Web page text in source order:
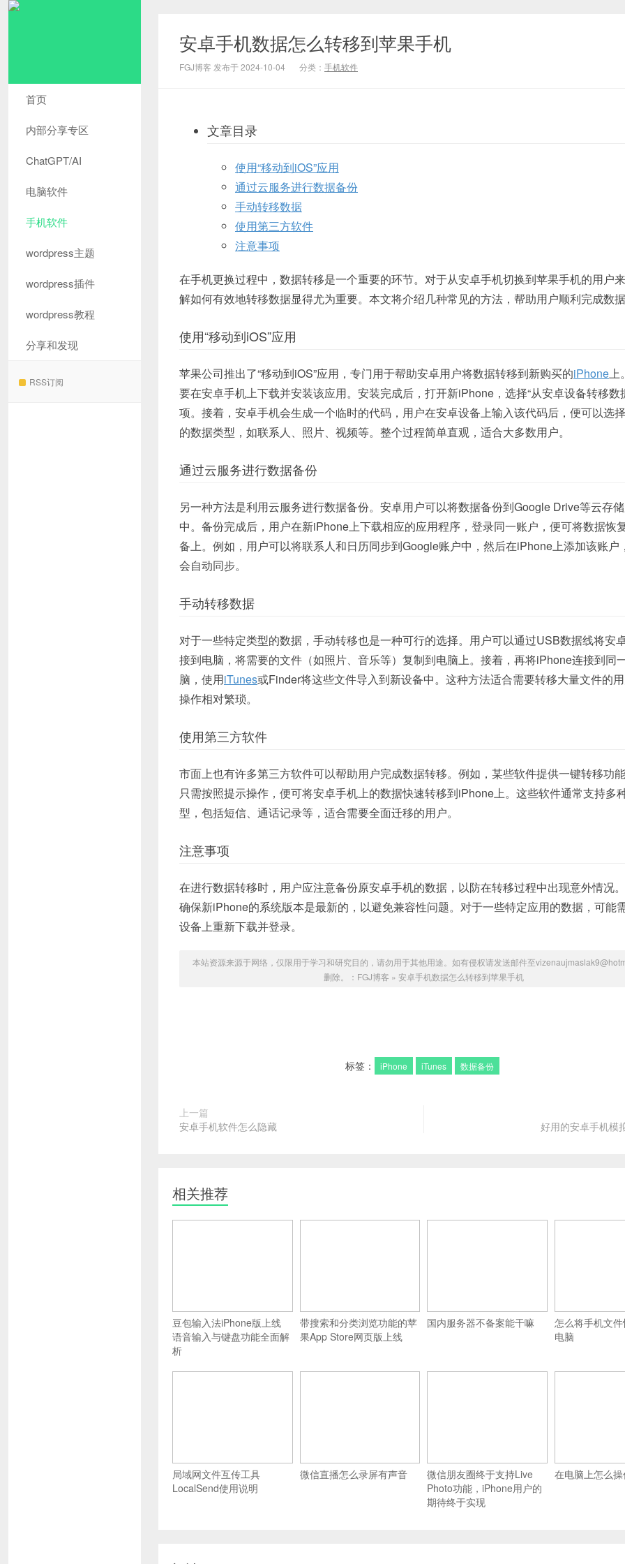
首页
内部分享专区
ChatGPT/AI
电脑软件
手机软件
wordpress主题
wordpress插件
wordpress教程
分享和发现
RSS订阅
安卓手机数据怎么转移到苹果手机
FGJ博客 发布于 2024-10-04 分类： 手机软件
文章目录
使用“移动到iOS”应用
通过云服务进行数据备份
手动转移数据
使用第三方软件
注意事项
在手机更换过程中，数据转移是一个重要的环节。对于从安卓手机切换到苹果手机的用户
解如何有效地转移数据显得尤为重要。本文将介绍几种常见的方法，帮助用户顺利完成数
使用“移动到iOS”应用
苹果公司推出了“移动到iOS”应用，专门用于帮助安卓用户将数据转移到新购买的iPhone上
要在安卓手机上下载并安装该应用。安装完成后，打开新iPhone，选择“从安卓设备转移数
项。接着，安卓手机会生成一个临时的代码，用户在安卓设备上输入该代码后，便可以选
的数据类型，如联系人、照片、视频等。整个过程简单直观，适合大多数用户。
通过云服务进行数据备份
另一种方法是利用云服务进行数据备份。安卓用户可以将数据备份到Google Drive等云存
中。备份完成后，用户在新iPhone上下载相应的应用程序，登录同一账户，便可将数据恢
备上。例如，用户可以将联系人和日历同步到Google账户中，然后在iPhone上添加该账户
会自动同步。
手动转移数据
对于一些特定类型的数据，手动转移也是一种可行的选择。用户可以通过USB数据线将安
接到电脑，将需要的文件（如照片、音乐等）复制到电脑上。接着，再将iPhone连接到同
脑，使用iTunes或Finder将这些文件导入到新设备中。这种方法适合需要转移大量文件的
操作相对繁琐。
使用第三方软件
市面上也有许多第三方软件可以帮助用户完成数据转移。例如，某些软件提供一键转移功
只需按照提示操作，便可将安卓手机上的数据快速转移到iPhone上。这些软件通常支持多
型，包括短信、通话记录等，适合需要全面迁移的用户。
注意事项
在进行数据转移时，用户应注意备份原安卓手机的数据，以防在转移过程中出现意外情况
确保新iPhone的系统版本是最新的，以避免兼容性问题。对于一些特定应用的数据，可能
设备上重新下载并登录。
本站资源来源于网络，仅限用于学习和研究目的，请勿用于其他用途。如有侵权请发送邮件至
删除。： FGJ博客 » 安卓手机数据怎么转移到苹果手机
标签： iPhone iTunes 数据备份
上一篇
安卓手机软件怎么隐藏
好用的安卓手机模
相关推荐
豆包输入法iPhone版上线
语音输入与键盘功能全面解
析
带搜索和分类浏览功能的苹
果App Store网页版上线
国内服务器不备案能干嘛
怎么将手机文
电脑
局域网文件互传工具
LocalSend使用说明
微信直播怎么录屏有声音
微信朋友圈终于支持Live
Photo功能，iPhone用户的
期待终于实现
在电脑上怎么